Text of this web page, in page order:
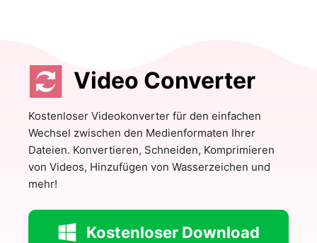
Video Converter
Kostenloser Videokonverter für den einfachen
Wechsel zwischen den Medienformaten Ihrer
Dateien. Konvertieren, Schneiden, Komprimieren
von Videos, Hinzufügen von Wasserzeichen und
mehr!
Kostenloser Download